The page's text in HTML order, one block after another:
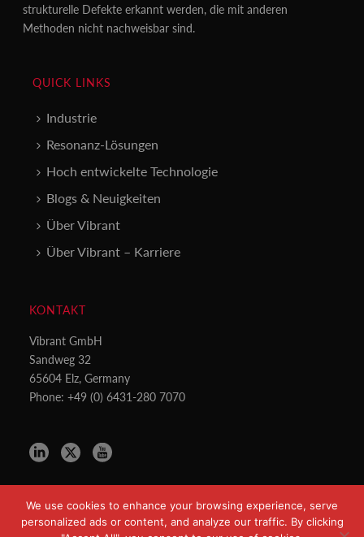
strukturelle Defekte erkannt werden, die mit anderen
Methoden nicht nachweisbar sind.
QUICK LINKS
Industrie
Resonanz-Lösungen
Hoch entwickelte Technologie
Blogs & Neuigkeiten
Über Vibrant
Über Vibrant – Karriere
KONTAKT
Vibrant GmbH
Sandweg 32
65604 Elz, Germany
Phone: +49 (0) 6431-280 7070
We use cookies to enhance your browsing experience, serve
personalized ads or content, and analyze our traffic. By clicking